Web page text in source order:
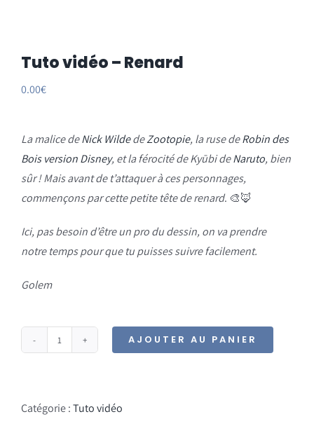
Tuto vidéo – Renard
0.00€
La malice deNick WildedeZootopie, la ruse deRobin des
Bois version Disney, et la férocité de Kyūbi deNaruto, bien
sûr ! Mais avant de t’attaquer à ces personnages,
commençons par cette petite tête de renard. 🎨🦊
Ici, pas besoin d’être un pro du dessin, on va prendre
notre temps pour que tu puisses suivre facilement.
Golem
quantité
vidéo
AJOUTER AU PANIER
Catégorie :Tuto vidéo